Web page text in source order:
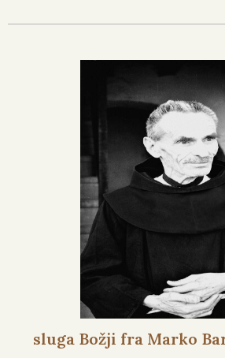
sluga Božji fra Marko